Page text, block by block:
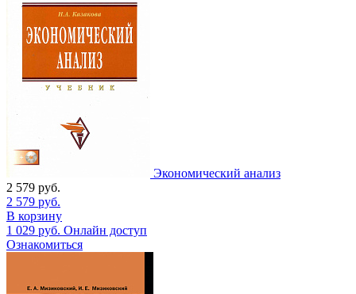
Экономический анализ
2 579 руб.
2 579 руб.
В корзину
1 029 руб. Онлайн доступ
Ознакомиться